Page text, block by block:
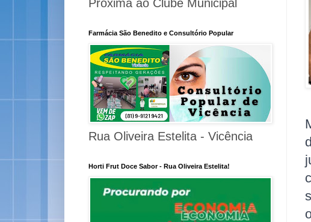
Próxima ao Clube Municipal
Farmácia São Benedito e Consultório Popular
Rua Oliveira Estelita - Vicência
Horti Frut Doce Sabor - Rua Oliveira Estelita!